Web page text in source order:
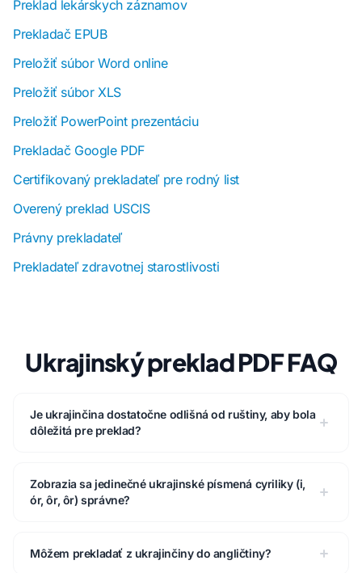
Preklad lekárskych záznamov
Prekladač EPUB
Preložiť súbor Word online
Preložiť súbor XLS
Preložiť PowerPoint prezentáciu
Prekladač Google PDF
Certifikovaný prekladateľ pre rodný list
Overený preklad USCIS
Právny prekladateľ
Prekladateľ zdravotnej starostlivosti
Ukrajinský preklad PDF FAQ
Je ukrajinčina dostatočne odlišná od ruštiny, aby bola
dôležitá pre preklad?
Zobrazia sa jedinečné ukrajinské písmená cyriliky (і,
ór, ôr, ôr) správne?
Môžem prekladať z ukrajinčiny do angličtiny?